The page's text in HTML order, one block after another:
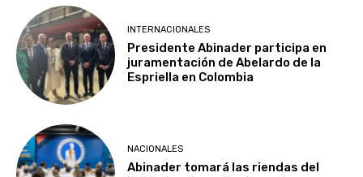
INTERNACIONALES
Presidente Abinader participa en
juramentación de Abelardo de la
Espriella en Colombia
NACIONALES
Abinader tomará las riendas del